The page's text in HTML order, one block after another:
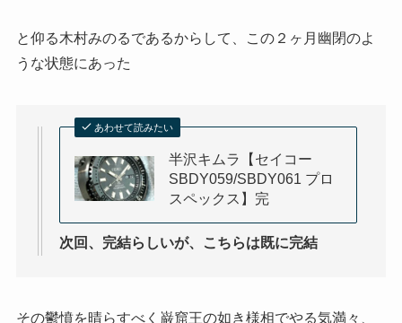
と仰る木村みのるであるからして、この２ヶ月幽閉のよ
うな状態にあった
あわせて読みたい
半沢キムラ【セイコー
SBDY059/SBDY061 プロ
スペックス】完
次回、完結らしいが、こちらは既に完結
その鬱憤を晴らすべく巌窟王の如き様相でやる気満々、